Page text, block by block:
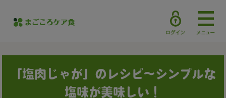
「塩肉じゃが」のレシピ～シンプルな
塩味が美味しい！